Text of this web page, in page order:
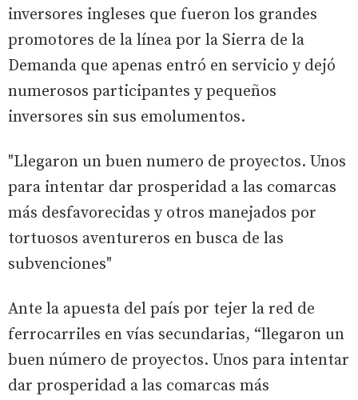
inversores ingleses que fueron los grandes
promotores de la línea por la Sierra de la
Demanda que apenas entró en servicio y dejó
numerosos participantes y pequeños
inversores sin sus emolumentos.
"Llegaron un buen numero de proyectos. Unos
para intentar dar prosperidad a las comarcas
más desfavorecidas y otros manejados por
tortuosos aventureros en busca de las
subvenciones"
Ante la apuesta del país por tejer la red de
ferrocarriles en vías secundarias, “llegaron un
buen número de proyectos. Unos para intentar
dar prosperidad a las comarcas más